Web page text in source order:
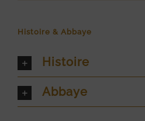
Histoire & Abbaye
Histoire
Abbaye